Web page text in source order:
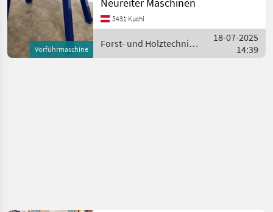
Vorführmaschine
mm inkl.
DDMIDI-105! Di
5431 Kuchl
Forst- und Holztechnik
/ Sonstige
18-07-2025
14:39